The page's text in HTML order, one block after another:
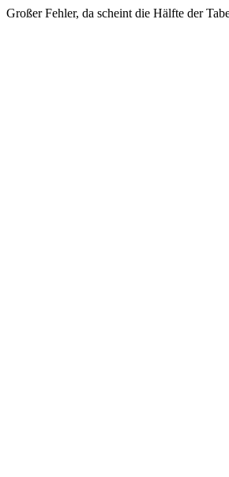
Großer Fehler, da scheint die Hälfte der